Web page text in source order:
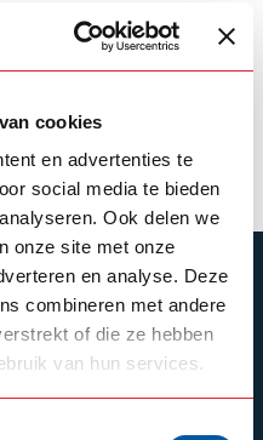
cookies
en advertenties te
social media te bieden
Ook delen we
onze site met onze
en analyse. Deze
combineren met andere
of die ze hebben
van hun services.
offers